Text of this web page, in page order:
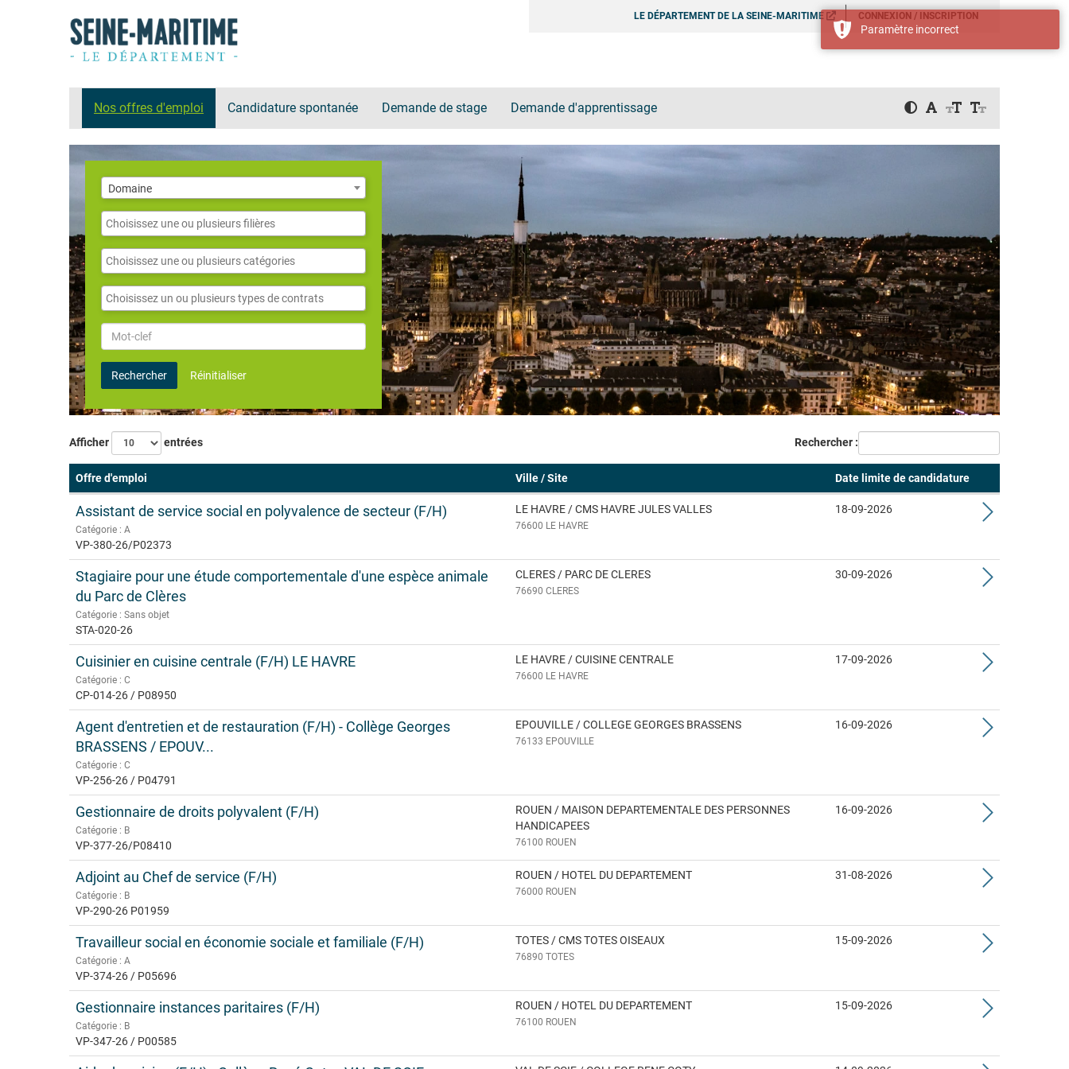
LE DÉPARTEMENT DE LA SEINE-MARITIME CONNEXION / INSCRIPTION
Nos offres d'emploi Candidature spontanée Demande de stage Demande d'apprentissage
Domaine
Domaine
Filières
Catégories
Contrats
Mot-
clef
Rechercher Réinitialiser
Afficher entrées Rechercher :
Offre d'emploi Ville / Site Date limite de candidature
Assistant de service social en polyvalence de secteur (F/H)
Catégorie : A
VP-380-26/P02373
LE HAVRE / CMS HAVRE JULES VALLES
76600 LE HAVRE
18-09-2026
Stagiaire pour une étude comportementale d'une espèce animale
du Parc de Clères
Catégorie : Sans objet
STA-020-26
CLERES / PARC DE CLERES
76690 CLERES
30-09-2026
Cuisinier en cuisine centrale (F/H) LE HAVRE
Catégorie : C
CP-014-26 / P08950
LE HAVRE / CUISINE CENTRALE
76600 LE HAVRE
17-09-2026
Agent d'entretien et de restauration (F/H) - Collège Georges
BRASSENS / EPOUV...
Catégorie : C
VP-256-26 / P04791
EPOUVILLE / COLLEGE GEORGES BRASSENS
76133 EPOUVILLE
16-09-2026
Gestionnaire de droits polyvalent (F/H)
Catégorie : B
VP-377-26/P08410
ROUEN / MAISON DEPARTEMENTALE DES PERSONNES
HANDICAPEES
76100 ROUEN
16-09-2026
Adjoint au Chef de service (F/H)
Catégorie : B
VP-290-26 P01959
ROUEN / HOTEL DU DEPARTEMENT
76000 ROUEN
31-08-2026
Travailleur social en économie sociale et familiale (F/H)
Catégorie : A
VP-374-26 / P05696
TOTES / CMS TOTES OISEAUX
76890 TOTES
15-09-2026
Gestionnaire instances paritaires (F/H)
Catégorie : B
VP-347-26 / P00585
ROUEN / HOTEL DU DEPARTEMENT
76100 ROUEN
15-09-2026
Paramètre incorrect